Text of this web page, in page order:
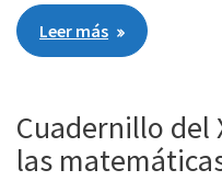
Leer más
Cuadernillo del
las